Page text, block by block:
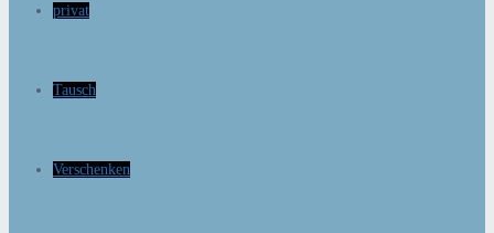
privat
Tausch
Verschenken